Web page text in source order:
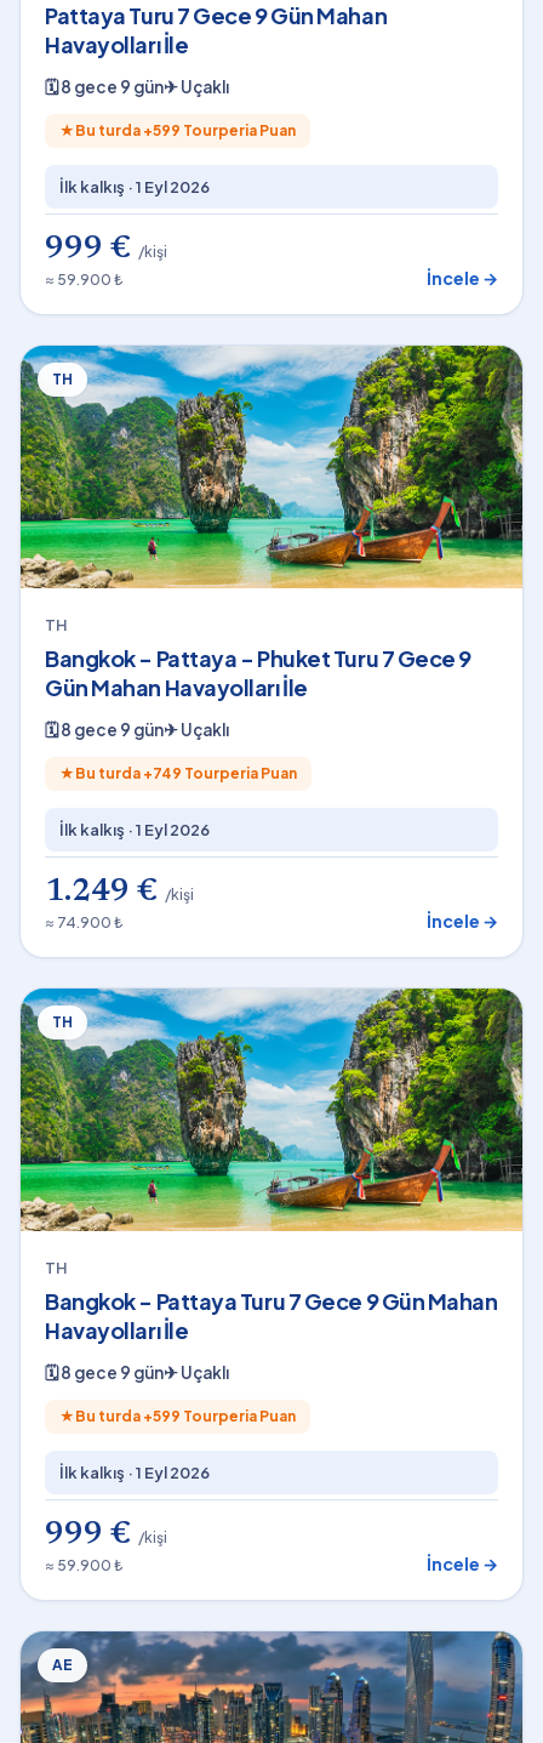
Pattaya Turu 7 Gece 9 Gün Mahan
Havayolları İle
🗓8 gece 9 gün✈Uçaklı
★ Bu turda +599 Tourperia Puan
İlk kalkış ·1 Eyl 2026
999 € /kişi
≈ 59.900 ₺
İncele →
TH
TH
Bangkok - Pattaya - Phuket Turu 7 Gece 9
Gün Mahan Havayolları İle
🗓8 gece 9 gün✈Uçaklı
★ Bu turda +749 Tourperia Puan
İlk kalkış ·1 Eyl 2026
1.249 € /kişi
≈ 74.900 ₺
İncele →
TH
TH
Bangkok - Pattaya Turu 7 Gece 9 Gün Mahan
Havayolları İle
🗓8 gece 9 gün✈Uçaklı
★ Bu turda +599 Tourperia Puan
İlk kalkış ·1 Eyl 2026
999 € /kişi
≈ 59.900 ₺
İncele →
AE